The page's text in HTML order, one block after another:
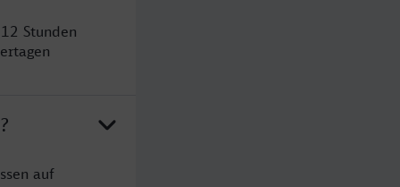
Stunden
auf